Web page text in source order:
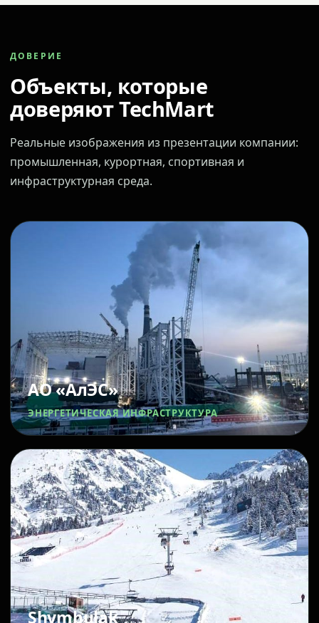
ДОВЕРИЕ
Объекты, которые
доверяют TechMart
Реальные изображения из презентации компании:
промышленная, курортная, спортивная и
инфраструктурная среда.
АО «АлЭС»
ЭНЕРГЕТИЧЕСКАЯ ИНФРАСТРУКТУРА
Shymbulak